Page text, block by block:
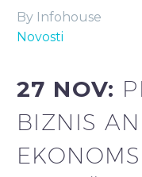
By Infohouse
Novosti
27 NOV:
BIZNIS